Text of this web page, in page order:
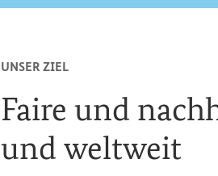
UNSER ZIEL
Faire und
und weltweit